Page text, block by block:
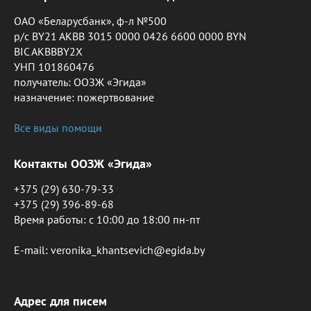
ОАО «Беларусбанк», ф-л №500
р/с BY21 AKBB 3015 0000 0426 6600 0000 BYN
BIC AKBBBY2X
УНП 101860476
получатель: ООЗЖ «Эгида»
назначение: пожертвование
Все виды помощи
Контакты ООЗЖ «Эгида»
+375 (29) 630-79-33
+375 (29) 396-89-68
Время работы: c 10:00 до 18:00 пн-пт
E-mail: veronika_khantsevich@egida.by
Адрес для писем